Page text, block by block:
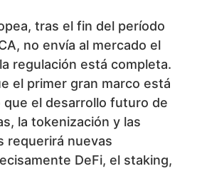
tras el fin del período
no envía al mercado el
regulación está completa.
el primer gran marco está
que el desarrollo futuro de
la tokenización y las
requerirá nuevas
DeFi, el staking,